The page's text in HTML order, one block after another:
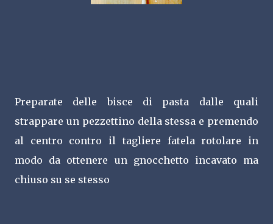
Preparate delle bisce di pasta dalle quali
strappare un pezzettino della stessa e premendo
al centro contro il tagliere fatela rotolare in
modo da ottenere un gnocchetto incavato ma
chiuso su se stesso